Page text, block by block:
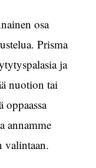
osa
Prisma
ja
nuotion tai
annamme
valintaan.